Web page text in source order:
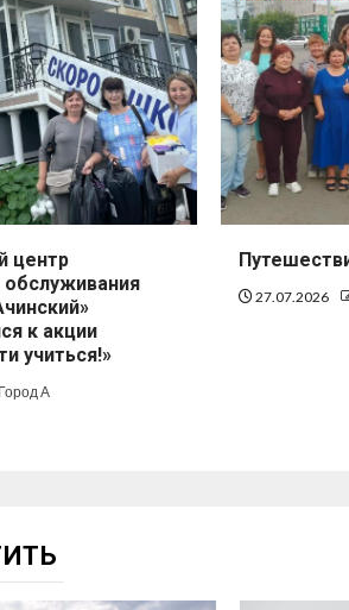
центр
обслуживания
к акции
учиться!»
Город А
27.07.2026